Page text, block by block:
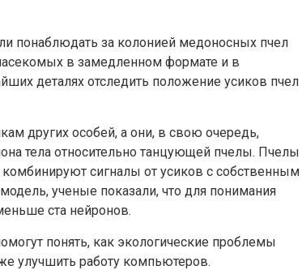
понаблюдать за колонией медоносных пчел
в замедленном формате и в
деталях отследить положение усиков пчел
других особей, а они, в свою очередь,
тела относительно танцующей пчелы. Пчелы
сигналы от усиков с собственным
ученые показали, что для понимания
ста нейронов.
понять, как экологические проблемы
улучшить работу компьютеров.